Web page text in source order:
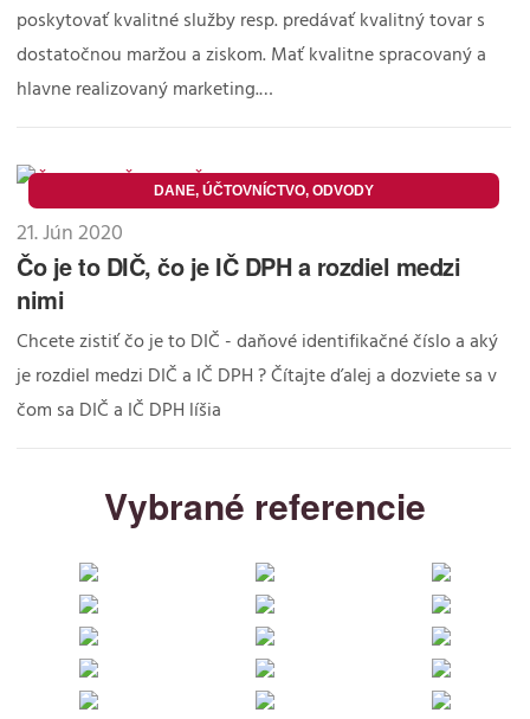
poskytovať kvalitné služby resp. predávať kvalitný tovar s
dostatočnou maržou a ziskom. Mať kvalitne spracovaný a
hlavne realizovaný marketing.…
DANE, ÚČTOVNÍCTVO, ODVODY
21. Jún 2020
Čo je to DIČ, čo je IČ DPH a rozdiel medzi
nimi
Chcete zistiť čo je to DIČ - daňové identifikačné číslo a aký
je rozdiel medzi DIČ a IČ DPH ? Čítajte ďalej a dozviete sa v
čom sa DIČ a IČ DPH líšia
Vybrané referencie